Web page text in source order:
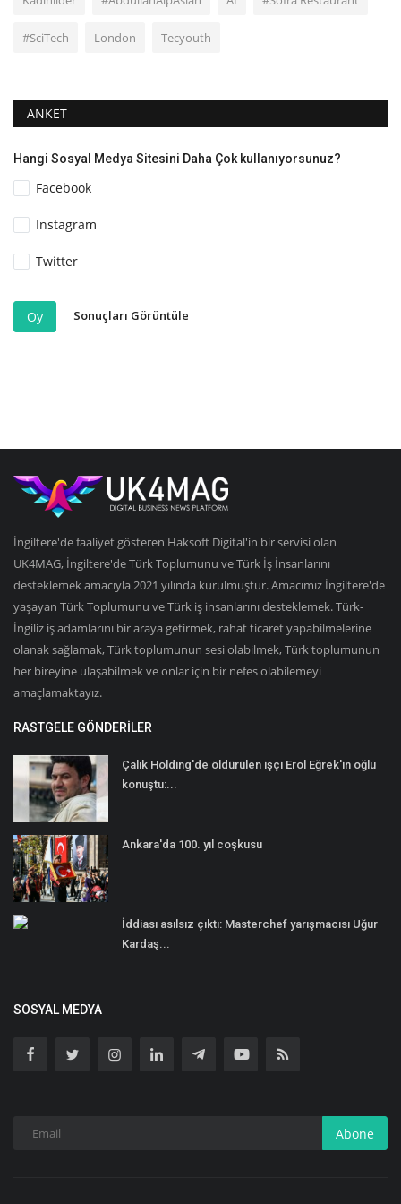
#SciTech London Tecyouth
ANKET
Hangi Sosyal Medya Sitesini Daha Çok kullanıyorsunuz?
Facebook
Instagram
Twitter
Oy Sonuçları Görüntüle
İngiltere'de faaliyet gösteren Haksoft Digital'in bir servisi olan
UK4MAG, İngiltere'de Türk Toplumunu ve Türk İş İnsanlarını
desteklemek amacıyla 2021 yılında kurulmuştur. Amacımız İngiltere'de
yaşayan Türk Toplumunu ve Türk iş insanlarını desteklemek. Türk-
İngiliz iş adamlarını bir araya getirmek, rahat ticaret yapabilmelerine
olanak sağlamak, Türk toplumunun sesi olabilmek, Türk toplumunun
her bireyine ulaşabilmek ve onlar için bir nefes olabilemeyi
amaçlamaktayız.
RASTGELE GÖNDERILER
Çalık Holding'de öldürülen işçi Erol Eğrek'in oğlu
konuştu:...
Ankara'da 100. yıl coşkusu
İddiası asılsız çıktı: Masterchef yarışmacısı Uğur
Kardaş...
SOSYAL MEDYA
Abone